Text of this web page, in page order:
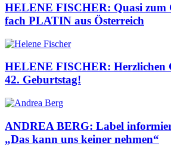
HELENE FISCHER: Quasi zum
fach PLATIN aus Österreich
HELENE FISCHER: Herzlichen
42. Geburtstag!
ANDREA BERG: Label
„Das kann uns keiner nehmen“